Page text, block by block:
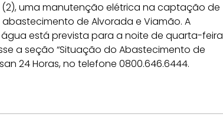
uma manutenção elétrica na captação de
de Alvorada e Viamão. A
está prevista para a noite de quarta-feira
a seção “Situação do Abastecimento de
24 Horas, no telefone 0800.646.6444.